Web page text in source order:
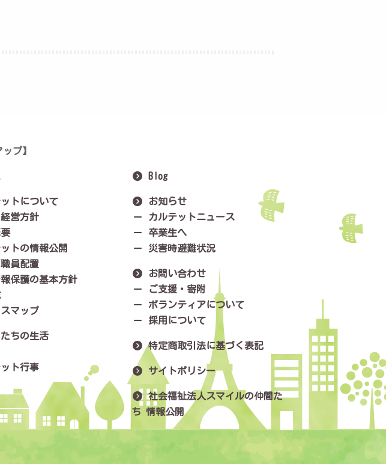
プ】
トについて
営方針
トの情報公開
員配置
保護の基本方針
マップ
ちの生活
ト行事
Blog
お知らせ
カルテットニュース
卒業生へ
災害時避難状況
お問い合わせ
ご支援・寄附
ボランティアについて
採用について
特定商取引法に基づく表記
サイトポリシー
社会福祉法人スマイルの仲間た
ち 情報公開